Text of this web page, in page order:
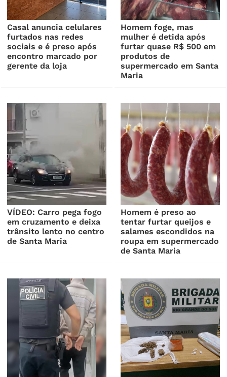
Casal anuncia celulares
furtados nas redes
sociais e é preso após
encontro marcado por
gerente da loja
Homem foge, mas
mulher é detida após
furtar quase R$ 500 em
produtos de
supermercado em Santa
Maria
VÍDEO: Carro pega fogo
em cruzamento e deixa
trânsito lento no centro
de Santa Maria
Homem é preso ao
tentar furtar queijos e
salames escondidos na
roupa em supermercado
de Santa Maria